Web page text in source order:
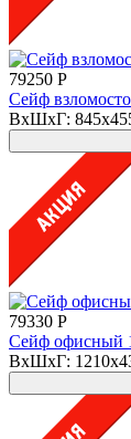
79250 Р
Сейф
ВхШхГ:
79330 Р
Сейф офисный
ВхШхГ: